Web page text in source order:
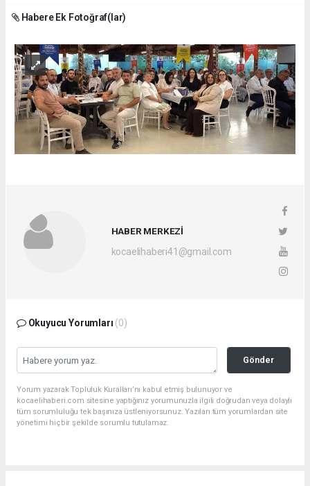
Habere Ek Fotoğraf(lar)
HABER MERKEZİ
kocaelihaberi41@gmail.com
Okuyucu Yorumları (0)
Gönder
Yorum yazarak Topluluk Kuralları’nı kabul etmiş bulunuyor ve
kocaelihaberi.com sitesine yaptığınız yorumunuzla ilgili doğrudan veya dolaylı
tüm sorumluluğu tek başınıza üstleniyorsunuz. Yazılan tüm yorumlardan site
yönetimi hiçbir şekilde sorumlu tutulamaz.